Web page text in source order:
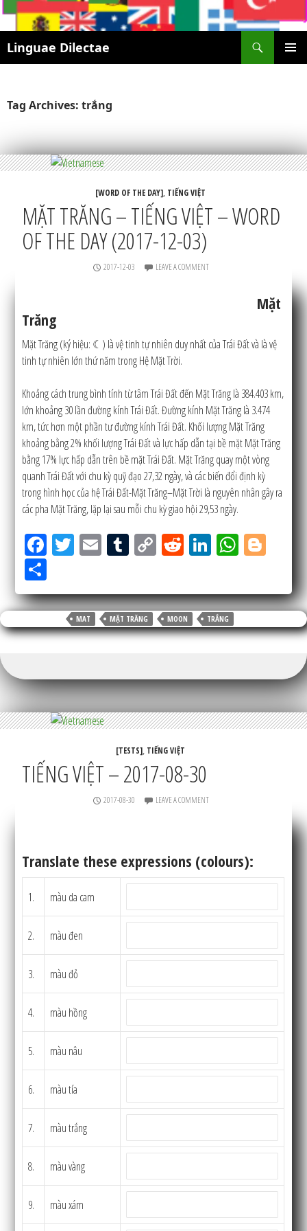
Linguae Dilectae
SKIP
Tag Archives: trắng
[WORD OF THE DAY], TIẾNG VIỆT
MẶT TRĂNG – TIẾNG VIỆT – WORD
OF THE DAY (2017-12-03)
2017-12-03 LEAVE A COMMENT
Mặt
Trăng
Mặt Trăng (ký hiệu: ☾) là vệ tinh tự nhiên duy nhất của Trái Đất và là vệ
tinh tự nhiên lớn thứ năm trong Hệ Mặt Trời.
Khoảng cách trung bình tính từ tâm Trái Đất đến Mặt Trăng là 384.403 km,
lớn khoảng 30 lần đường kính Trái Đất. Đường kính Mặt Trăng là 3.474
km, tức hơn một phần tư đường kính Trái Đất. Khối lượng Mặt Trăng
khoảng bằng 2% khối lượng Trái Đất và lực hấp dẫn tại bề mặt Mặt Trăng
bằng 17% lực hấp dẫn trên bề mặt Trái Đất. Mặt Trăng quay một vòng
quanh Trái Đất với chu kỳ quỹ đạo 27,32 ngày, và các biến đổi định kỳ
trong hình học của hệ Trái Đất-Mặt Trăng–Mặt Trời là nguyên nhân gây ra
các pha Mặt Trăng, lặp lại sau mỗi chu kỳ giao hội 29,53 ngày.
Fac
oo
k
Tw
er
Em Tu
blr
Co
Lin
k
Re
t
Lin
dIn
W
tsA
pp
ge
r
ar
e MAT MẶT TRĂNG MOON TRẮNG
[TESTS], TIẾNG VIỆT
TIẾNG VIỆT – 2017-08-30
2017-08-30 LEAVE A COMMENT
Translate these expressions (colours):
1. màu da cam
2. màu đen
3. màu đỏ
4. màu hồng
5. màu nâu
6. màu tía
7. màu trắng
8. màu vàng
9. màu xám